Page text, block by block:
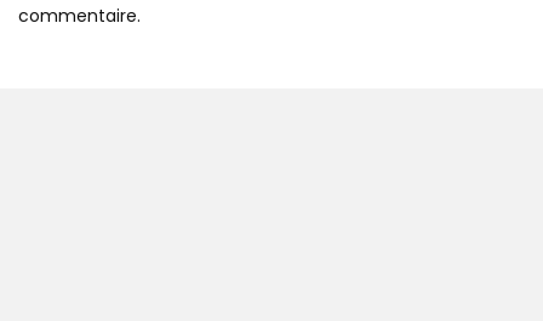
commentaire.